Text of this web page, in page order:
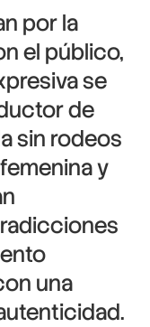
por la
el público,
se
de
sin rodeos
y
una